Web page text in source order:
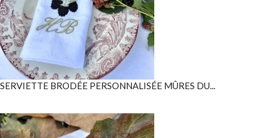
SERVIETTE BRODÉE PERSONNALISÉE MÛRES DU...